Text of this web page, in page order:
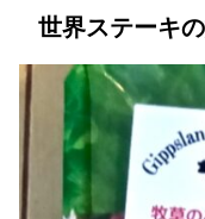
世界ステーキ